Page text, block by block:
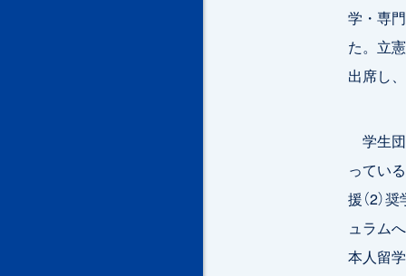
学・専
た。立
出席し
学生
ってい
援（2）
ュラム
本人留